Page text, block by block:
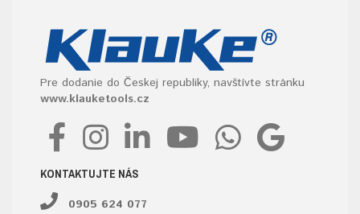
Pre dodanie do Českej republiky, navštívte stránku
www.klauketools.cz
KONTAKTUJTE NÁS
0905 624 077